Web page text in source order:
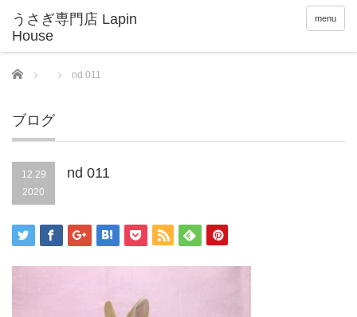
menu
Home nd 011
ブログ
12.29
2020
nd 011